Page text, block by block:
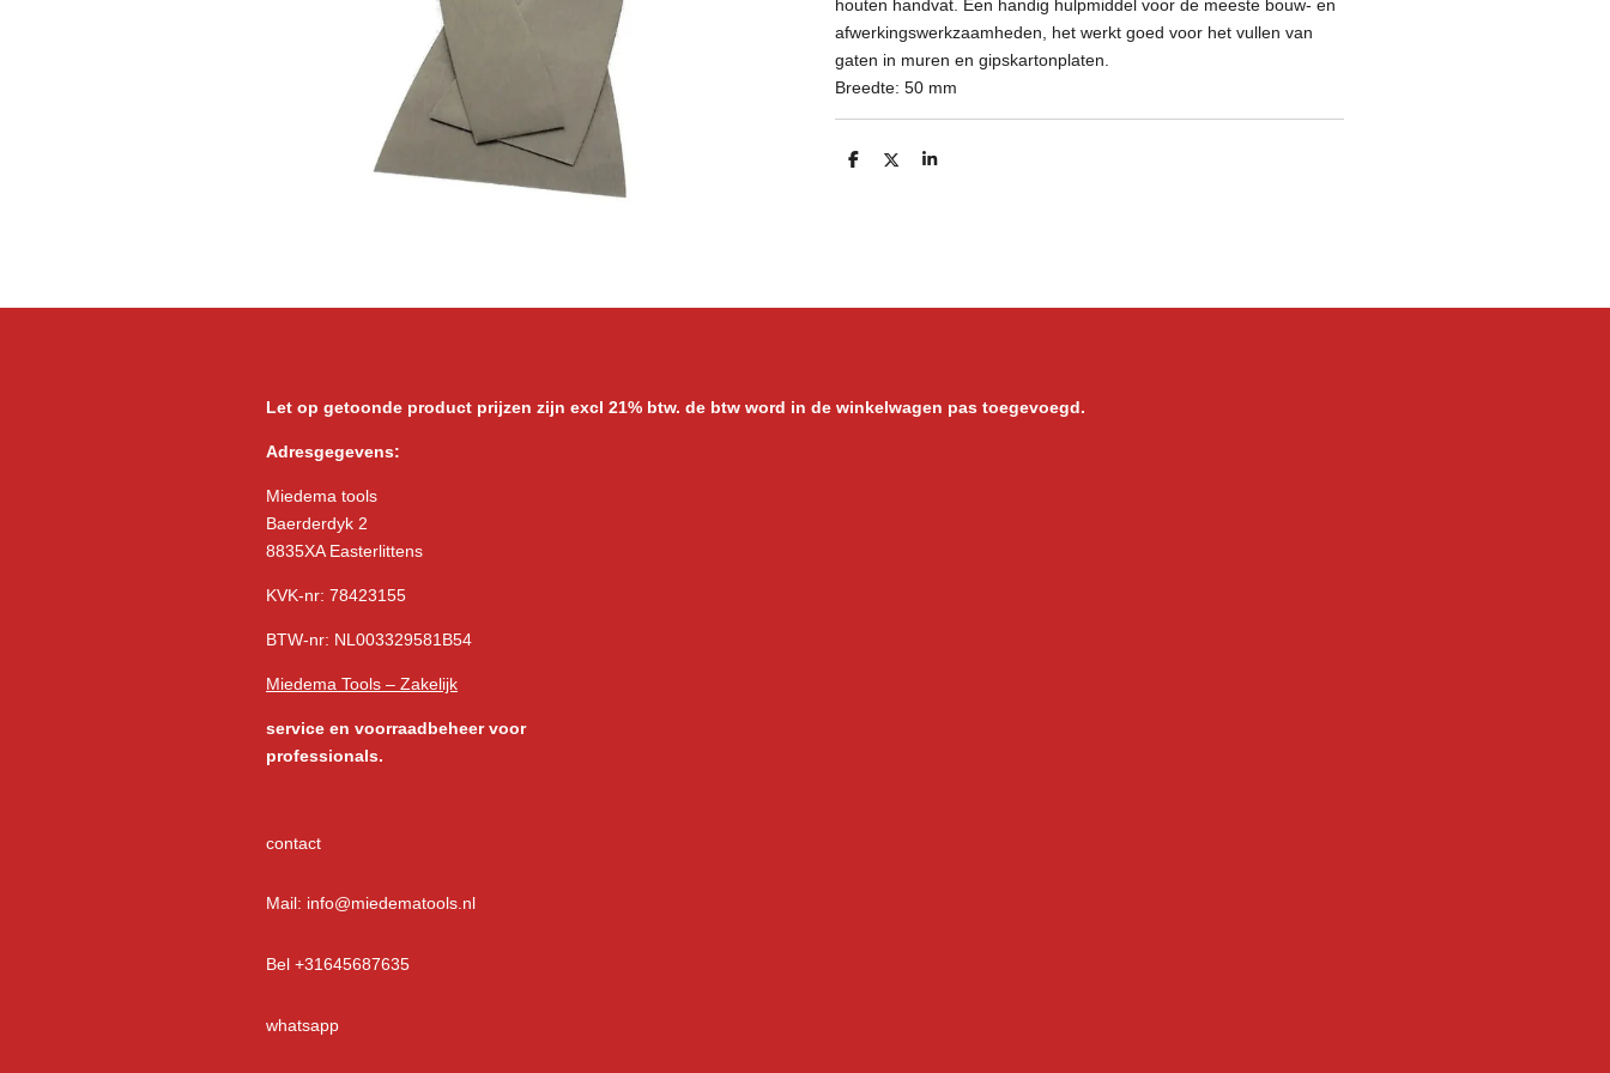
houten handvat. Een handig hulpmiddel voor de meeste bouw- en
afwerkingswerkzaamheden, het werkt goed voor het vullen van
gaten in muren en gipskartonplaten.
Breedte: 50 mm
D
D
S
Let op getoonde product prijzen zijn excl 21% btw. de btw word in de winkelwagen pas toegevoegd.
Adresgegevens:
Miedema tools
Baerderdyk 2
8835XA Easterlittens
KVK-nr: 78423155
BTW-nr: NL003329581B54
Miedema Tools – Zakelijk
service en voorraadbeheer voor
professionals.
contact
Mail: info@miedematools.nl
Bel +31645687635
whatsapp